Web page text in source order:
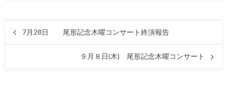
7月28日 尾形記念木曜コンサート終演報告
９月８日(木) 尾形記念木曜コンサート